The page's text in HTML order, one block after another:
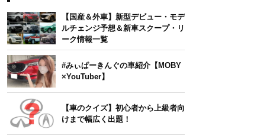
【国産＆外車】新型デビュー・モデ
ルチェンジ予想＆新車スクープ・リ
ーク情報一覧
#みぃぱーきんぐの車紹介【MOBY
×YouTuber】
【車のクイズ】初心者から上級者向
けまで幅広く出題！